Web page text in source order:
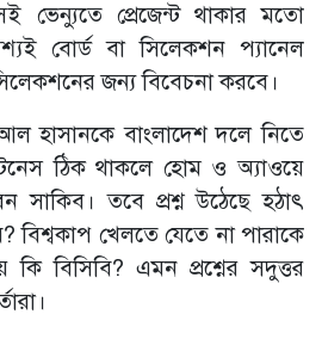
ভেন্যুতে প্রেজেন্ট থাকার মতো
বোর্ড বা সিলেকশন প্যানেল
জন্য বিবেচনা করবে।
হাসানকে বাংলাদেশ দলে নিতে
ঠিক থাকলে হোম ও অ্যাওয়ে
সাকিব। তবে প্রশ্ন উঠেছে হঠাৎ
খেলতে যেতে না পারাকে
কি বিসিবি? এমন প্রশ্নের সদুত্তর